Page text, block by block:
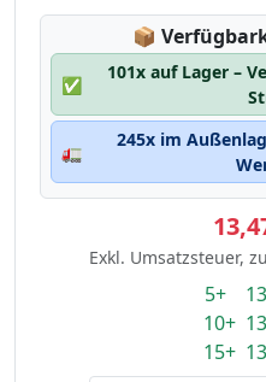
📦
✅
101x auf Lager –
🚛
245x im
Exkl. Umsatzsteuer,
5+
10+
15+